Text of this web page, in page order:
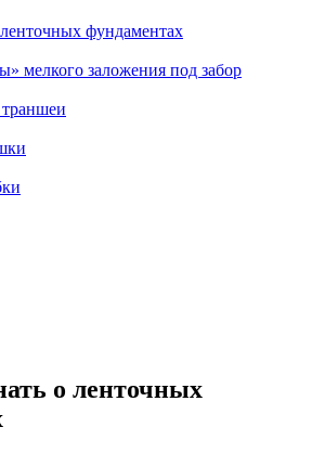
фундаментах
мелкого заложения под забор
траншеи
о ленточных